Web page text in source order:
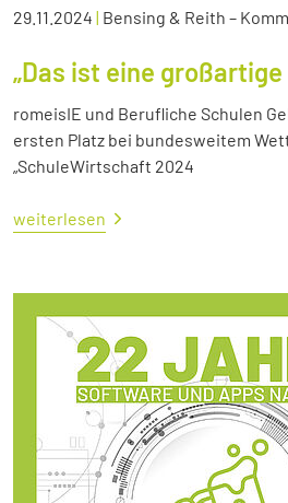
29.11.2024 | Bensing & Reith –
„Das ist eine
romeisIE und Berufliche Schulen
ersten Platz bei bundesweitem
„SchuleWirtschaft 2024
weiterlesen